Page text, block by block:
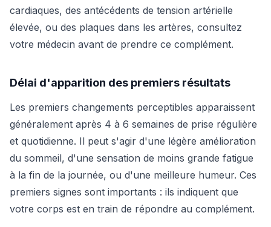
cardiaques, des antécédents de tension artérielle
élevée, ou des plaques dans les artères, consultez
votre médecin avant de prendre ce complément.
Délai d'apparition des premiers résultats
Les premiers changements perceptibles apparaissent
généralement après 4 à 6 semaines de prise régulière
et quotidienne. Il peut s'agir d'une légère amélioration
du sommeil, d'une sensation de moins grande fatigue
à la fin de la journée, ou d'une meilleure humeur. Ces
premiers signes sont importants : ils indiquent que
votre corps est en train de répondre au complément.